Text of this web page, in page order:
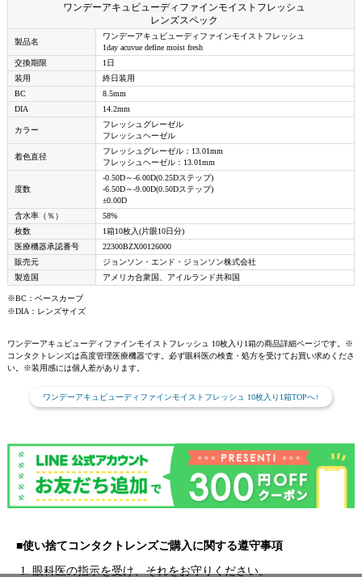
ワンデーアキュビューディファインモイストフレッシュ
レンズスペック
製品名
ワンデーアキュビューディファインモイストフレッシュ
1day acuvue define moist fresh
交換期限
1日
装用
終日装用
BC
8.5mm
DIA
14.2mm
カラー
フレッシュグレーゼル
フレッシュヘーゼル
着色直径
フレッシュグレーゼル：13.01mm
フレッシュヘーゼル：13.01mm
度数
-0.50D～-6.00D(0.25Dステップ)
-6.50D～-9.00D(0.50Dステップ)
±0.00D
含水率（％）
58%
枚数
1箱10枚入(片眼10日分)
医療機器承認番号
22300BZX00126000
販売元
ジョンソン・エンド・ジョンソン株式会社
製造国
アメリカ合衆国、アイルランド共和国
※BC：ベースカーブ
※DIA：レンズサイズ
ワンデーアキュビューディファインモイストフレッシュ 10枚入り1箱の商品詳細ページです。※
コンタクトレンズは高度管理医療機器です。必ず眼科医の検査・処方を受けてお買い求めくださ
い。※装用感には個人差があります。
ワンデーアキュビューディファインモイストフレッシュ 10枚入り1箱TOPへ↑
■使い捨てコンタクトレンズご購入に関する遵守事項
1. 眼科医の指示を受け、それをお守りください。